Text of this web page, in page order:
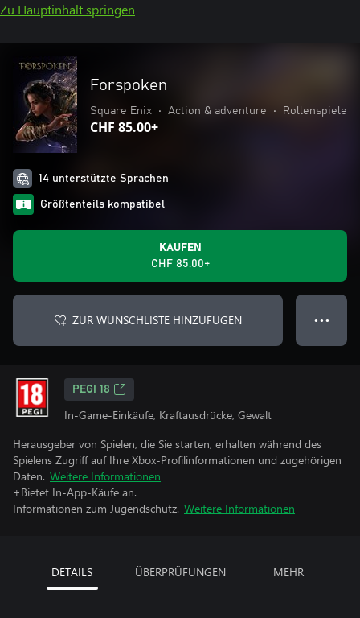
Zu Hauptinhalt springen
Forspoken
Square Enix • Action & adventure • Rollenspiele
CHF 85.00+
14 unterstützte Sprachen
Größtenteils kompatibel
KAUFEN
CHF 85.00+
ZUR WUNSCHLISTE HINZUFÜGEN ● ● ●
PEGI 18
In-Game-Einkäufe, Kraftausdrücke, Gewalt
Herausgeber von Spielen, die Sie starten, erhalten während des
Spielens Zugriff auf Ihre Xbox-Profilinformationen und zugehörigen
Daten. Weitere Informationen
+Bietet In-App-Käufe an.
Informationen zum Jugendschutz. Weitere Informationen
DETAILS ÜBERPRÜFUNGEN MEHR